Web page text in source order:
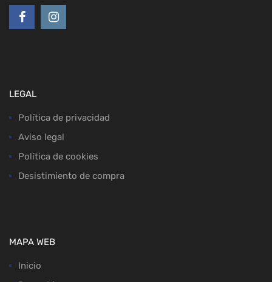
LEGAL
Política de privacidad
Aviso legal
Política de cookies
Desistimiento de compra
MAPA WEB
Inicio